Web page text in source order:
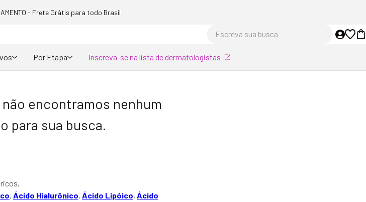
- Frete Grátis para todo Brasil
Por Etapa Inscreva-se na lista de dermatologistas
encontramos nenhum
para sua busca.
, Ácido Hialurônico, Ácido Lipóico, Ácido